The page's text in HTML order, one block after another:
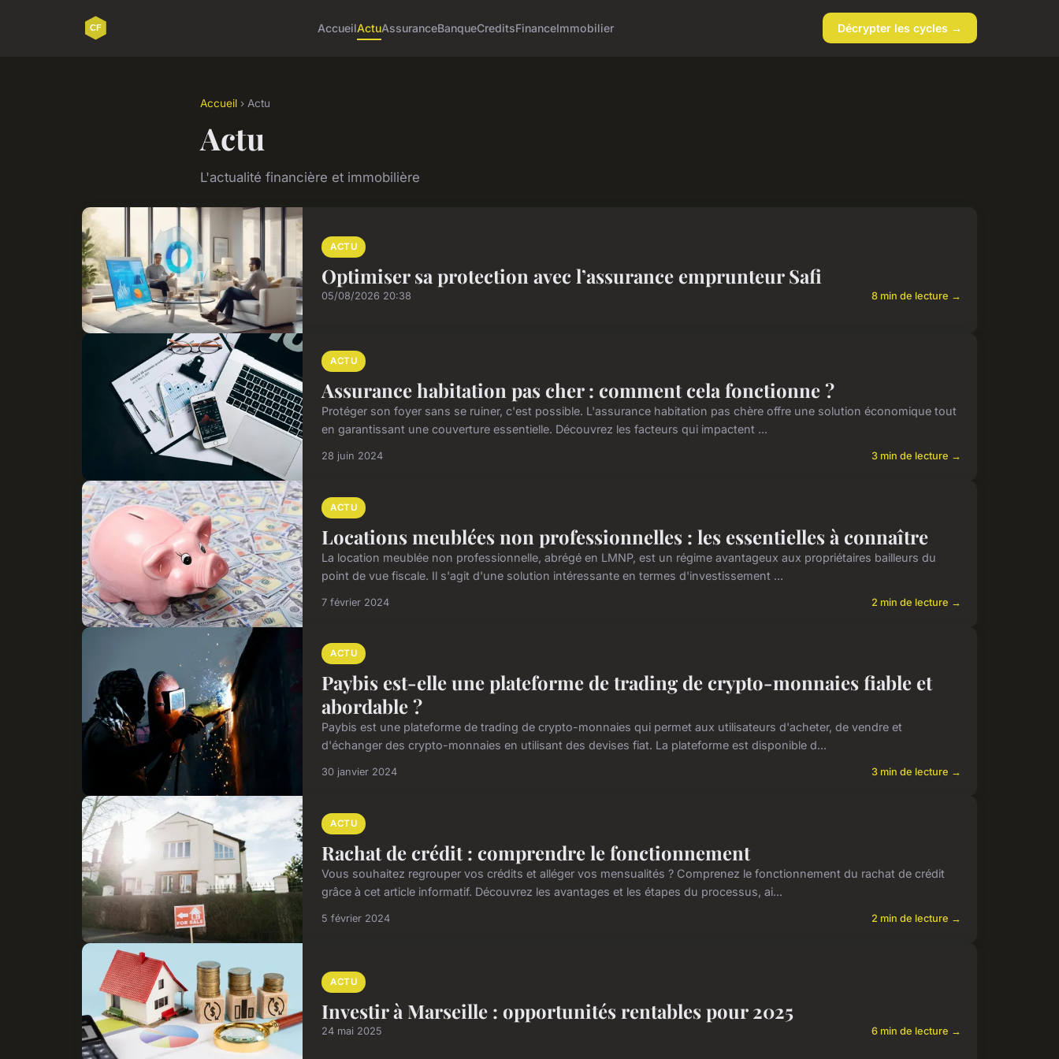
AccueilActuAssuranceBanqueCreditsFinanceImmobilier Décrypter les cycles →
Accueil › Actu
Actu
L'actualité financière et immobilière
ACTU
Optimiser sa protection avec l’assurance emprunteur Safi
05/08/2026 20:38 8 min de lecture →
ACTU
Assurance habitation pas cher : comment cela fonctionne ?
Protéger son foyer sans se ruiner, c'est possible. L'assurance habitation pas chère offre une solution économique tout
en garantissant une couverture essentielle. Découvrez les facteurs qui impactent ...
28 juin 2024 3 min de lecture →
ACTU
Locations meublées non professionnelles : les essentielles à connaître
La location meublée non professionnelle, abrégé en LMNP, est un régime avantageux aux propriétaires bailleurs du
point de vue fiscale. Il s'agit d'une solution intéressante en termes d'investissement ...
7 février 2024 2 min de lecture →
ACTU
Paybis est-elle une plateforme de trading de crypto-monnaies fiable et
abordable ?
Paybis est une plateforme de trading de crypto-monnaies qui permet aux utilisateurs d'acheter, de vendre et
d'échanger des crypto-monnaies en utilisant des devises fiat. La plateforme est disponible d...
30 janvier 2024 3 min de lecture →
ACTU
Rachat de crédit : comprendre le fonctionnement
Vous souhaitez regrouper vos crédits et alléger vos mensualités ? Comprenez le fonctionnement du rachat de crédit
grâce à cet article informatif. Découvrez les avantages et les étapes du processus, ai...
5 février 2024 2 min de lecture →
ACTU
Investir à Marseille : opportunités rentables pour 2025
24 mai 2025 6 min de lecture →